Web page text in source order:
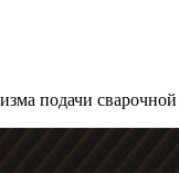
подачи